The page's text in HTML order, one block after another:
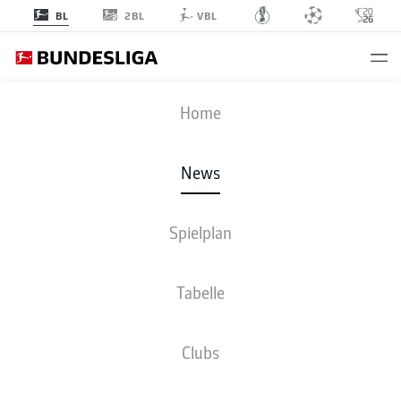
BL 2BL VBL
Home
News
Spielplan
Tabelle
Clubs
Kane bejubelt seinen entscheidenden Doppelpack